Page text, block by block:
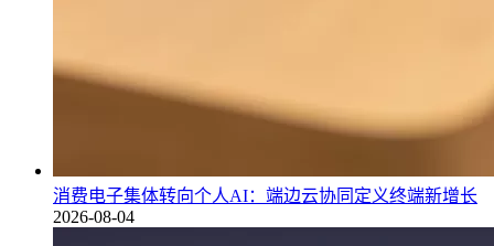
消费电子集体转向个人AI：端边云协同定义终端新增长
2026-08-04